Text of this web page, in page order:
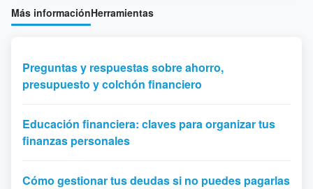
Más informaciónHerramientas
Preguntas y respuestas sobre ahorro,
presupuesto y colchón financiero
Educación financiera: claves para organizar tus
finanzas personales
Cómo gestionar tus deudas si no puedes pagarlas